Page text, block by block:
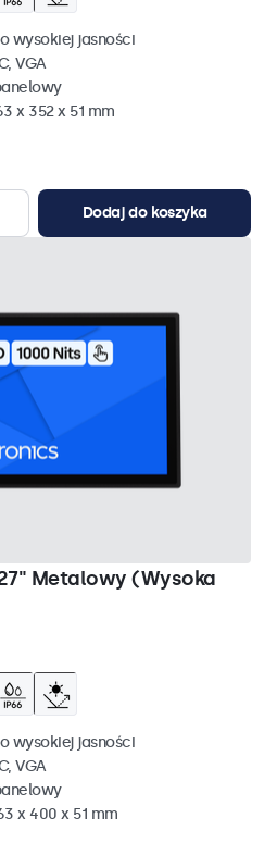
wysokiej jasności
VGA
x 352 x 51 mm
Dodaj do koszyka
Metalowy (Wysoka
wysokiej jasności
VGA
x 400 x 51 mm